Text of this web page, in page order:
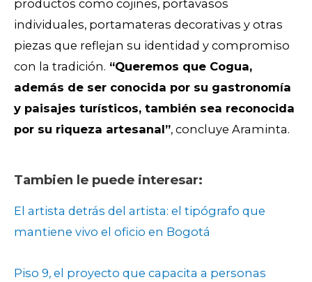
productos como cojines, portavasos
individuales, portamateras decorativas y otras
piezas que reflejan su identidad y compromiso
con la tradición. “Queremos que Cogua,
además de ser conocida por su gastronomía
y paisajes turísticos, también sea reconocida
por su riqueza artesanal”, concluye Araminta.
Tambien le puede interesar:
El artista detrás del artista: el tipógrafo que
mantiene vivo el oficio en Bogotá
Piso 9, el proyecto que capacita a personas